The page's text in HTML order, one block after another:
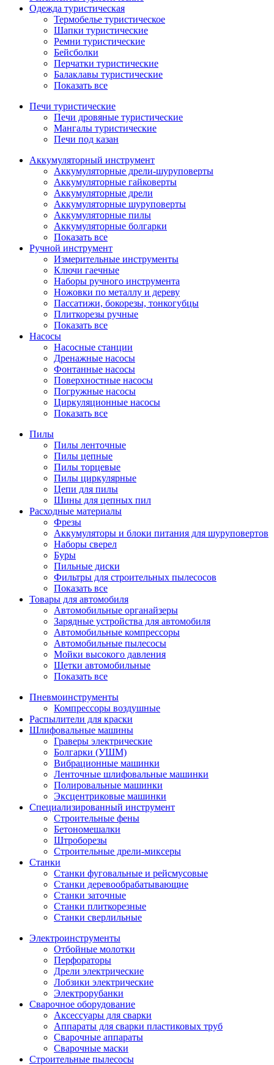
Одежда туристическая
Термобелье туристическое
Шапки туристические
Ремни туристические
Бейсболки
Перчатки туристические
Балаклавы туристические
Показать все
Печи туристические
Печи дровяные туристические
Мангалы туристические
Печи под казан
Аккумуляторный инструмент
Аккумуляторные дрели-шуруповерты
Аккумуляторные гайковерты
Аккумуляторные дрели
Аккумуляторные шуруповерты
Аккумуляторные пилы
Аккумуляторные болгарки
Показать все
Ручной инструмент
Измерительные инструменты
Ключи гаечные
Наборы ручного инструмента
Ножовки по металлу и дереву
Пассатижи, бокорезы, тонкогубцы
Плиткорезы ручные
Показать все
Насосы
Насосные станции
Дренажные насосы
Фонтанные насосы
Поверхностные насосы
Погружные насосы
Циркуляционные насосы
Показать все
Пилы
Пилы ленточные
Пилы цепные
Пилы торцевые
Пилы циркулярные
Цепи для пилы
Шины для цепных пил
Расходные материалы
Фрезы
Аккумуляторы и блоки питания для шуруповертов
Наборы сверел
Буры
Пильные диски
Фильтры для строительных пылесосов
Показать все
Товары для автомобиля
Автомобильные органайзеры
Зарядные устройства для автомобиля
Автомобильные компрессоры
Автомобильные пылесосы
Мойки высокого давления
Щетки автомобильные
Показать все
Пневмоинструменты
Компрессоры воздушные
Распылители для краски
Шлифовальные машины
Граверы электрические
Болгарки (УШМ)
Вибрационные машинки
Ленточные шлифовальные машинки
Полировальные машинки
Эксцентриковые машинки
Специализированный инструмент
Строительные фены
Бетономешалки
Штроборезы
Строительные дрели-миксеры
Станки
Станки фуговальные и рейсмусовые
Станки деревообрабатывающие
Станки заточные
Станки плиткорезные
Станки сверлильные
Электроинструменты
Отбойные молотки
Перфораторы
Дрели электрические
Лобзики электрические
Электрорубанки
Сварочное оборудование
Аксессуары для сварки
Аппараты для сварки пластиковых труб
Сварочные аппараты
Сварочные маски
Строительные пылесосы